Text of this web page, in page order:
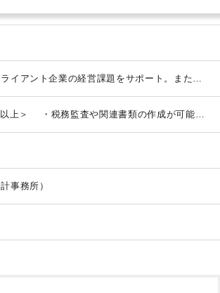
イアント企業の経営課題をサポート。また、
性向上を進めています。 ＜取扱業務＞
税務顧
継支援 組織再編 企業再生支援 公益法人 医業
上＞
・税務監査や関連書類の作成が可能で
事務所）